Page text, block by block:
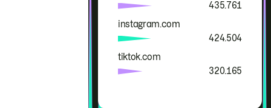
435.761
instagram.com
424.504
tiktok.com
320.165